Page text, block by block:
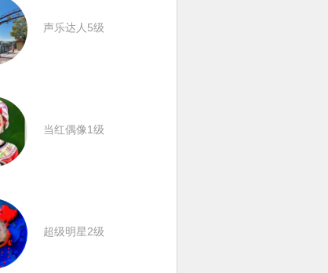
声乐达人5级
当红偶像1级
超级明星2级